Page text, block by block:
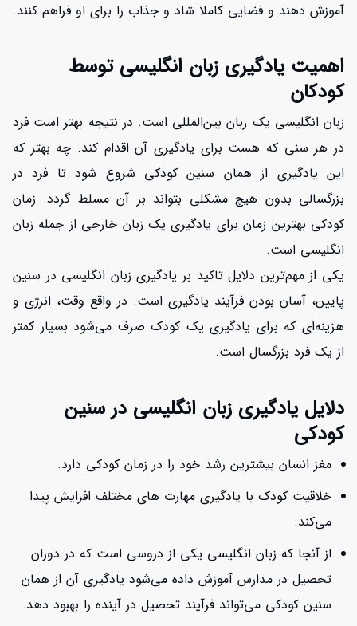
آموزش دهند و فضایی کاملا شاد و جذاب را برای او فراهم کنند.
اهمیت یادگیری زبان انگلیسی توسط
کودکان
زبان انگلیسی یک زبان بین‌المللی است. در نتیجه بهتر است فرد
در هر سنی که هست برای یادگیری آن اقدام کند. چه بهتر که
این یادگیری از همان سنین کودکی شروع شود تا فرد در
بزرگسالی بدون هیچ مشکلی بتواند بر آن مسلط گردد. زمان
کودکی بهترین زمان برای یادگیری یک زبان خارجی از جمله زبان
انگلیسی است.
یکی از مهم‌ترین دلایل تاکید بر یادگیری زبان انگلیسی در سنین
پایین، آسان بودن فرآیند یادگیری است. در واقع وقت، انرژی و
هزینه‌ای که برای یادگیری یک کودک صرف می‌شود بسیار کمتر
از یک فرد بزرگسال است.
دلایل یادگیری زبان انگلیسی در سنین
کودکی
مغز انسان بیشترین رشد خود را در زمان کودکی دارد.
خلاقیت کودک با یادگیری مهارت های مختلف افزایش پیدا
می‌کند.
از آنجا که زبان انگلیسی یکی از دروسی است که در دوران
تحصیل در مدارس آموزش داده می‌شود یادگیری آن از همان
سنین کودکی می‌تواند فرآیند تحصیل در آینده را بهبود دهد.